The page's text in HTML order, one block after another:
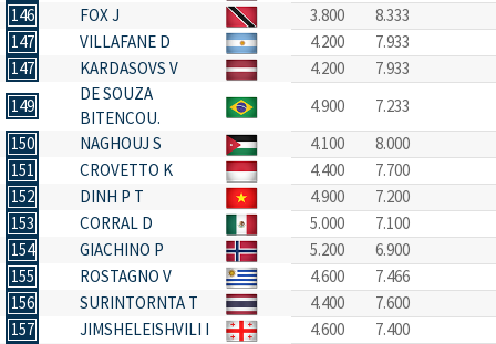
146
FOX J 3.800
8.333
147
VILLAFANE D 4.200
7.933
147
KARDASOVS V 4.200
7.933
149
DE SOUZA
BITENCOU.
4.900
7.233
150
NAGHOUJ S 4.100
8.000
151
CROVETTO K 4.400
7.700
152
DINH P T 4.900
7.200
153
CORRAL D 5.000
7.100
154
GIACHINO P 5.200
6.900
155
ROSTAGNO V 4.600
7.466
156
SURINTORNTA T 4.400
7.600
157
JIMSHELEISHVILI I 4.600
7.400